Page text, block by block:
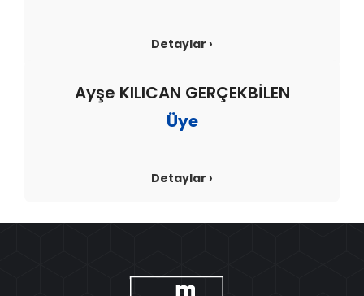
Detaylar ›
Ayşe KILICAN GERÇEKBİLEN
Üye
Detaylar ›